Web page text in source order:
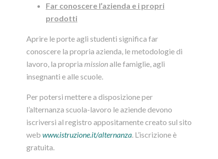
Far conoscere l’azienda e i propri
prodotti
Aprire le porte agli studenti significa far
conoscere la propria azienda, le metodologie di
lavoro, la propria missionalle famiglie, agli
insegnanti e alle scuole.
Per potersi mettere a disposizione per
l’alternanza scuola-lavoro le aziende devono
iscriversi al registro appositamente creato sul sito
web www.istruzione.it/alternanza . L’iscrizione è
gratuita.